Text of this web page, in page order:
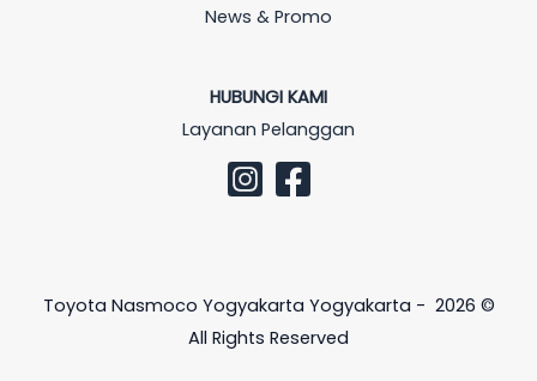
News & Promo
HUBUNGI KAMI
Layanan Pelanggan
Toyota Nasmoco Yogyakarta Yogyakarta - 2026 ©
All Rights Reserved